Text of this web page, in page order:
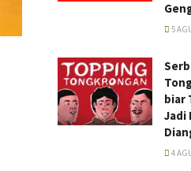
5
biar
Jadi
4